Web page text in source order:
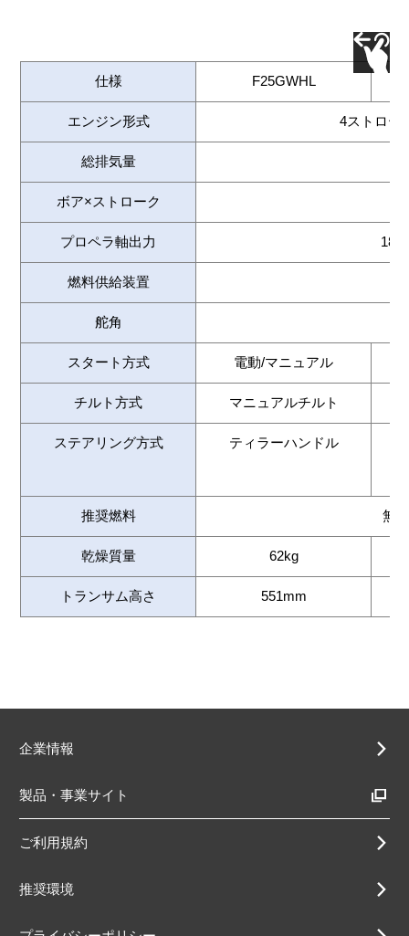
仕様 F25GWHL
エンジン形式 4ストロー
総排気量
ボア×ストローク
プロペラ軸出力
燃料供給装置
舵角
スタート方式 電動/マニュアル
チルト方式 マニュアルチルト
ステアリング方式 ティラーハンドル
推奨燃料 無
乾燥質量 62kg
トランサム高さ 551mm
企業情報
製品・事業サイト
ご利用規約
推奨環境